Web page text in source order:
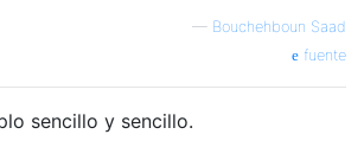
— Bouchehboun Saad
fuente
sencillo y sencillo.